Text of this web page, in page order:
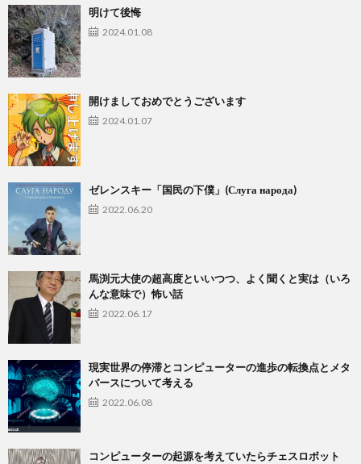
明けて後悔
2024.01.08
開けましておめでとうございます
2024.01.07
ゼレンスキー「国民の下僕」(Слуга народа)
2022.06.20
馬渕元大使の超高度といいつつ、よく聞くと実は（いろ
んな意味で）怖い話
2022.06.17
現実世界の停滞とコンピューターの進歩の転換点とメタ
バースについて考える
2022.06.08
コンピューターの起源を考えていたらチェスロボット